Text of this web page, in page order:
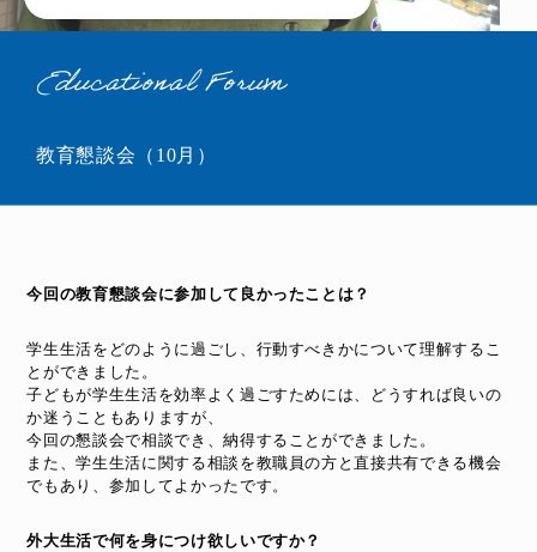
Educational Forum
教育懇談会（10月）
今回の教育懇談会に参加して良かったことは？
学生生活をどのように過ごし、行動すべきかについて理解するこ
とができました。
子どもが学生生活を効率よく過ごすためには、どうすれば良いの
か迷うこともありますが、
今回の懇談会で相談でき、納得することができました。
また、学生生活に関する相談を教職員の方と直接共有できる機会
でもあり、参加してよかったです。
外大生活で何を身につけ欲しいですか？